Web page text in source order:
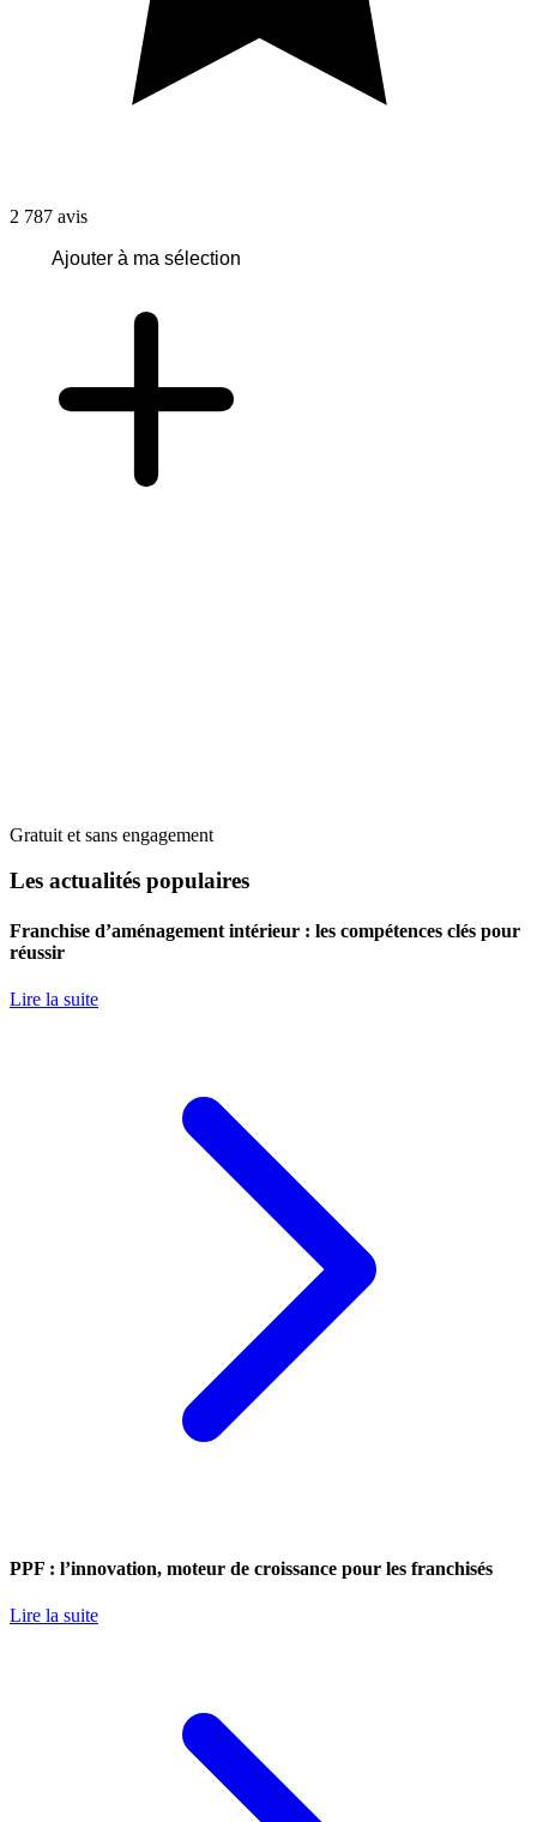
2 787 avis
Ajouter à ma sélection
Gratuit et sans engagement
Les actualités populaires
Franchise d’aménagement intérieur : les compétences clés pour
réussir
Lire la suite
PPF : l’innovation, moteur de croissance pour les franchisés
Lire la suite